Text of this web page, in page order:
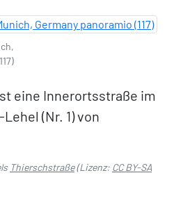
eine Innerortsstraße im
(Nr. 1) von
Thierschstraße(Lizenz: CC BY-SA